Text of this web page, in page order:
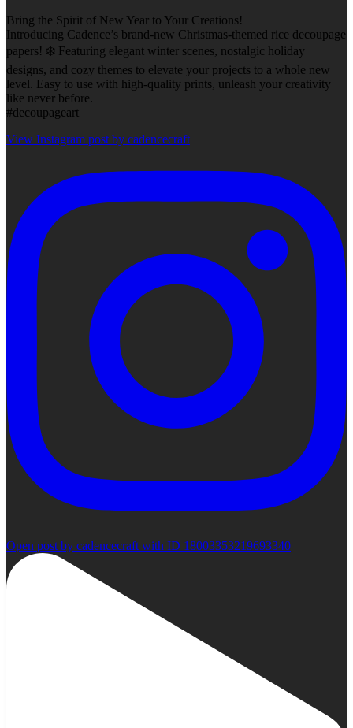
Bring the Spirit of New Year to Your Creations!
Introducing Cadence’s brand-new Christmas-themed rice decoupage
papers! ❄️ Featuring elegant winter scenes, nostalgic holiday
designs, and cozy themes to elevate your projects to a whole new
level. Easy to use with high-quality prints, unleash your creativity
like never before.
#decoupageart
View Instagram post by cadencecraft
Open post by cadencecraft with ID 18003353219693340